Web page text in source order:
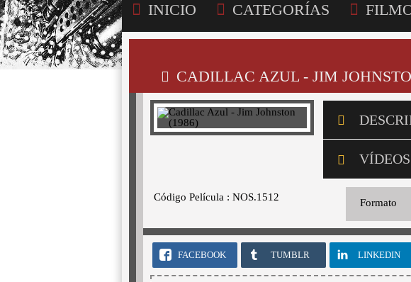
INICIO CATEGORÍAS
CADILLAC AZUL - JIM
VÍDEOS
Código Película : NOS.1512
Formato
FACEBOOK TUMBLR LINKEDIN